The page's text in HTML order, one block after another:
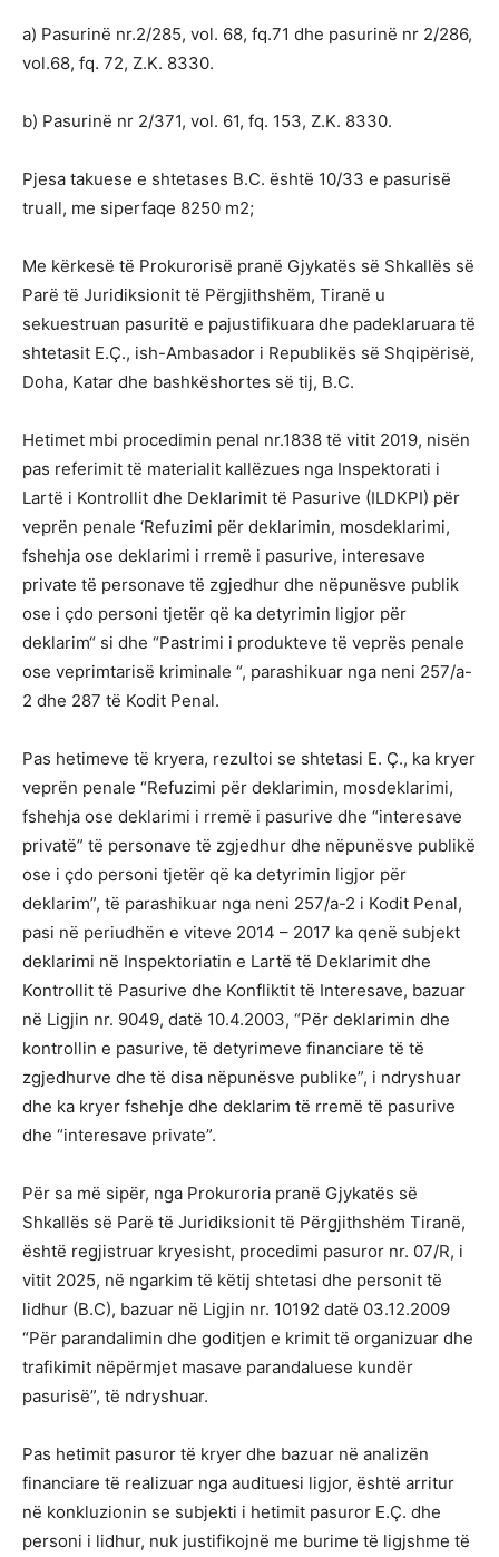
a) Pasurinë nr.2/285, vol. 68, fq.71 dhe pasurinë nr 2/286,
vol.68, fq. 72, Z.K. 8330.
b) Pasurinë nr 2/371, vol. 61, fq. 153, Z.K. 8330.
Pjesa takuese e shtetases B.C. është 10/33 e pasurisë
truall, me siperfaqe 8250 m2;
Me kërkesë të Prokurorisë pranë Gjykatës së Shkallës së
Parë të Juridiksionit të Përgjithshëm, Tiranë u
sekuestruan pasuritë e pajustifikuara dhe padeklaruara të
shtetasit E.Ç., ish-Ambasador i Republikës së Shqipërisë,
Doha, Katar dhe bashkëshortes së tij, B.C.
Hetimet mbi procedimin penal nr.1838 të vitit 2019, nisën
pas referimit të materialit kallëzues nga Inspektorati i
Lartë i Kontrollit dhe Deklarimit të Pasurive (ILDKPI) për
veprën penale ‘Refuzimi për deklarimin, mosdeklarimi,
fshehja ose deklarimi i rremë i pasurive, interesave
private të personave të zgjedhur dhe nëpunësve publik
ose i çdo personi tjetër që ka detyrimin ligjor për
deklarim“ si dhe “Pastrimi i produkteve të veprës penale
ose veprimtarisë kriminale “, parashikuar nga neni 257/a-
2 dhe 287 të Kodit Penal.
Pas hetimeve të kryera, rezultoi se shtetasi E. Ç., ka kryer
veprën penale “Refuzimi për deklarimin, mosdeklarimi,
fshehja ose deklarimi i rremë i pasurive dhe “interesave
privatë” të personave të zgjedhur dhe nëpunësve publikë
ose i çdo personi tjetër që ka detyrimin ligjor për
deklarim”, të parashikuar nga neni 257/a-2 i Kodit Penal,
pasi në periudhën e viteve 2014 – 2017 ka qenë subjekt
deklarimi në Inspektoriatin e Lartë të Deklarimit dhe
Kontrollit të Pasurive dhe Konfliktit të Interesave, bazuar
në Ligjin nr. 9049, datë 10.4.2003, “Për deklarimin dhe
kontrollin e pasurive, të detyrimeve financiare të të
zgjedhurve dhe të disa nëpunësve publike”, i ndryshuar
dhe ka kryer fshehje dhe deklarim të rremë të pasurive
dhe “interesave private”.
Për sa më sipër, nga Prokuroria pranë Gjykatës së
Shkallës së Parë të Juridiksionit të Përgjithshëm Tiranë,
është regjistruar kryesisht, procedimi pasuror nr. 07/R, i
vitit 2025, në ngarkim të këtij shtetasi dhe personit të
lidhur (B.C), bazuar në Ligjin nr. 10192 datë 03.12.2009
“Për parandalimin dhe goditjen e krimit të organizuar dhe
trafikimit nëpërmjet masave parandaluese kundër
pasurisë”, të ndryshuar.
Pas hetimit pasuror të kryer dhe bazuar në analizën
financiare të realizuar nga audituesi ligjor, është arritur
në konkluzionin se subjekti i hetimit pasuror E.Ç. dhe
personi i lidhur, nuk justifikojnë me burime të ligjshme të